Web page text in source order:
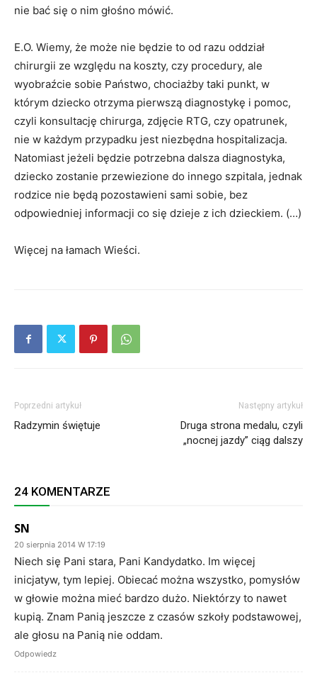
nie bać się o nim głośno mówić.
E.O. Wiemy, że może nie będzie to od razu oddział
chirurgii ze względu na koszty, czy procedury, ale
wyobraźcie sobie Państwo, chociażby taki punkt, w
którym dziecko otrzyma pierwszą diagnostykę i pomoc,
czyli konsultację chirurga, zdjęcie RTG, czy opatrunek,
nie w każdym przypadku jest niezbędna hospitalizacja.
Natomiast jeżeli będzie potrzebna dalsza diagnostyka,
dziecko zostanie przewiezione do innego szpitala, jednak
rodzice nie będą pozostawieni sami sobie, bez
odpowiedniej informacji co się dzieje z ich dzieckiem. (…)
Więcej na łamach Wieści.
Poprzedni artykuł
Radzymin świętuje
Następny artykuł
Druga strona medalu, czyli
„nocnej jazdy” ciąg dalszy
24 KOMENTARZE
SN
20 sierpnia 2014 W 17:19
Niech się Pani stara, Pani Kandydatko. Im więcej
inicjatyw, tym lepiej. Obiecać można wszystko, pomysłów
w głowie można mieć bardzo dużo. Niektórzy to nawet
kupią. Znam Panią jeszcze z czasów szkoły podstawowej,
ale głosu na Panią nie oddam.
Odpowiedz